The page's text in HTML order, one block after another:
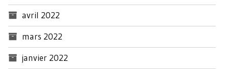
avril 2022
mars 2022
janvier 2022